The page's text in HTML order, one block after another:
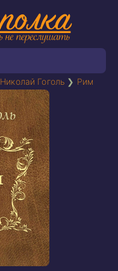
Николай Гоголь ❯ Рим